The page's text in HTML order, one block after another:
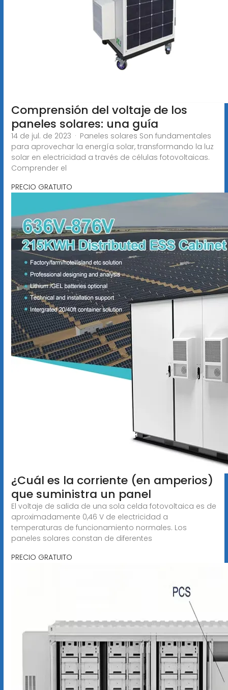
Comprensión del voltaje de los
paneles solares: una guía
14 de jul. de 2023 · Paneles solares Son fundamentales
para aprovechar la energía solar, transformando la luz
solar en electricidad a través de células fotovoltaicas.
Comprender el
PRECIO GRATUITO
¿Cuál es la corriente (en amperios)
que suministra un panel
El voltaje de salida de una sola celda fotovoltaica es de
aproximadamente 0,46 V de electricidad a
temperaturas de funcionamiento normales. Los
paneles solares constan de diferentes
PRECIO GRATUITO